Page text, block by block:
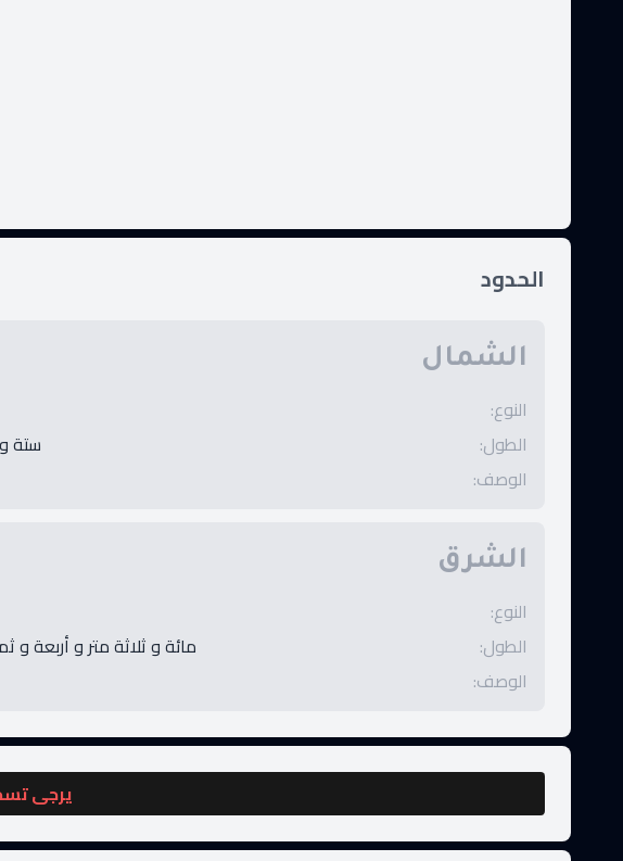
الحدود
الشمال
النوع:
الطول:
ستة
الوصف:
الشرق
النوع:
الطول:
مائة و ثلاثة متر و أربعة و
الوصف:
يرجى